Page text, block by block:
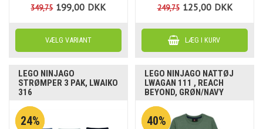
349,75 199,00 DKK 249,75 125,00 DKK
LEGO NINJAGO
STRØMPER 3 PAK, LWAIKO
316
24%
LEGO NINJAGO NATTØJ
LWAGAN 111 , REACH
BEYOND, GRØN/NAVY
40%